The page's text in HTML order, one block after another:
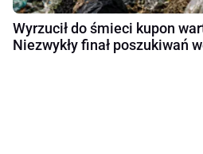
Wyrzucił do śmieci kupon
Niezwykły finał poszukiwań